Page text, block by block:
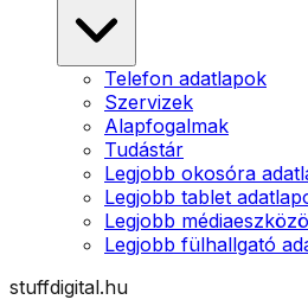
Telefon adatlapok
Szervizek
Alapfogalmak
Tudástár
Legjobb okosóra
Legjobb tablet
Legjobb
Legjobb fülhallgató
stuffdigital.hu